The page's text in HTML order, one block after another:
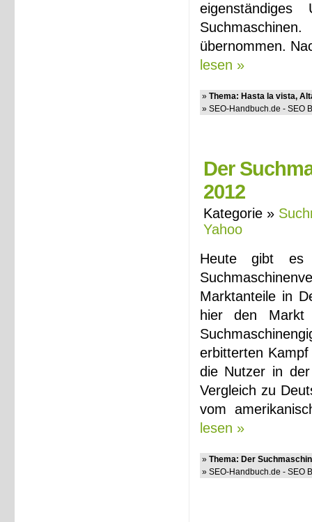
übernommen.
lesen »
» Thema: Hasta la vista,
» SEO-Handbuch.de - SEO
Der
2012
Kategorie »
Yahoo
Heute gibt es
Marktanteile in
hier den
erbitterten
die Nutzer in
Vergleich zu
vom
lesen »
» Thema: Der
» SEO-Handbuch.de - SEO